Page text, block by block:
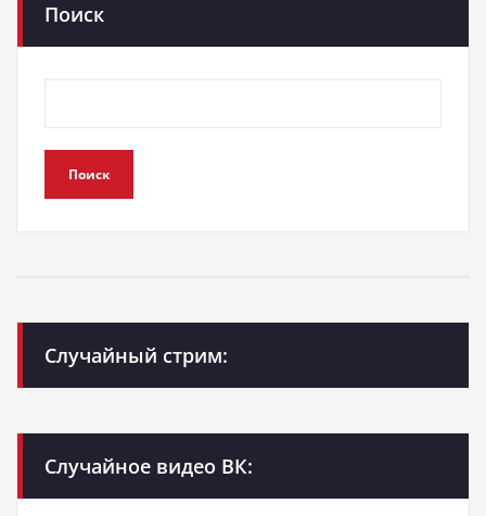
Поиск
Поиск
Случайный стрим:
Случайное видео ВК: